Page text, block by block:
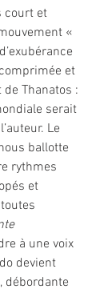
court et
«
et
Thanatos :
serait
Le
ballotte
rythmes
et
à une voix
devient
débordante